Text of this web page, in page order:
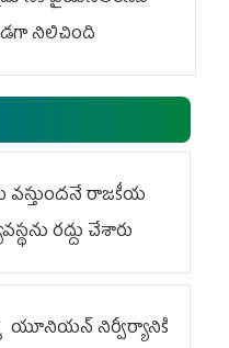
నిలిచింది
వస్తుందనే రాజకీయ
రద్దు చేశారు
యూనియన్‌ నిర్వీర్యానికి